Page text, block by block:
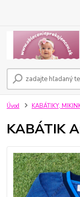
Úvod KABÁTIKY,
KABÁTIK